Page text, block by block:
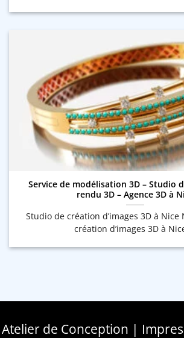
Service de modélisation 3D – Studio
rendu 3D – Agence 3D à
Studio de création d’images 3D à
création d’images 3D à
Atelier de Conception |